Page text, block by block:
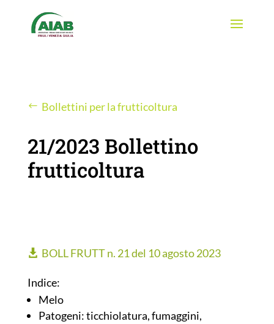
Bollettini per la frutticoltura
21/2023 Bollettino
frutticoltura
BOLL FRUTT n. 21 del 10 agosto 2023
Indice:
Melo
Patogeni: ticchiolatura, fumaggini,